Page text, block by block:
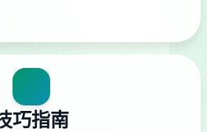
巧指南